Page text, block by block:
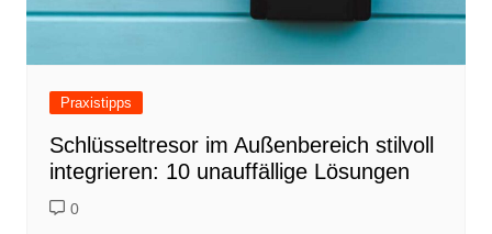
Praxistipps
Schlüsseltresor im Außenbereich stilvoll
integrieren: 10 unauffällige Lösungen
0